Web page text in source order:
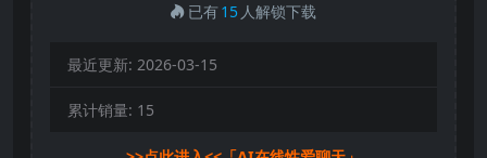
已有15 人解锁下载
最近更新: 2026-03-15
累计销量: 15